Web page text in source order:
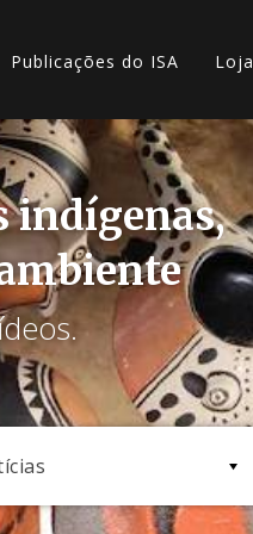
Publicações do ISA Loja
indígenas,